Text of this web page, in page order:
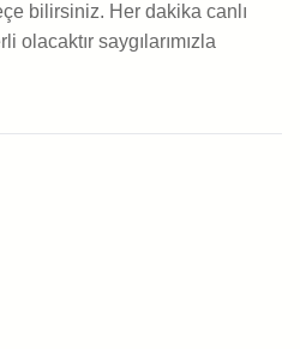
bilirsiniz. Her dakika canlı
saygılarımızla